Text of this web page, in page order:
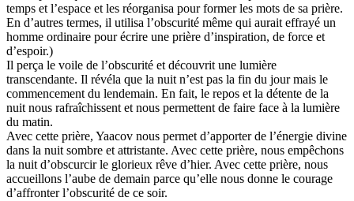
temps et l’espace et les réorganisa pour former les mots de sa prière.
En d’autres termes, il utilisa l’obscurité même qui aurait effrayé un
homme ordinaire pour écrire une prière d’inspiration, de force et
d’espoir.)
Il perça le voile de l’obscurité et découvrit une lumière
transcendante. Il révéla que la nuit n’est pas la fin du jour mais le
commencement du lendemain. En fait, le repos et la détente de la
nuit nous rafraîchissent et nous permettent de faire face à la lumière
du matin.
Avec cette prière, Yaacov nous permet d’apporter de l’énergie divine
dans la nuit sombre et attristante. Avec cette prière, nous empêchons
la nuit d’obscurcir le glorieux rêve d’hier. Avec cette prière, nous
accueillons l’aube de demain parce qu’elle nous donne le courage
d’affronter l’obscurité de ce soir.